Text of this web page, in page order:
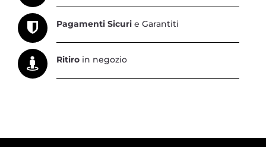
Pagamenti Sicuri e Garantiti
Ritiro in negozio